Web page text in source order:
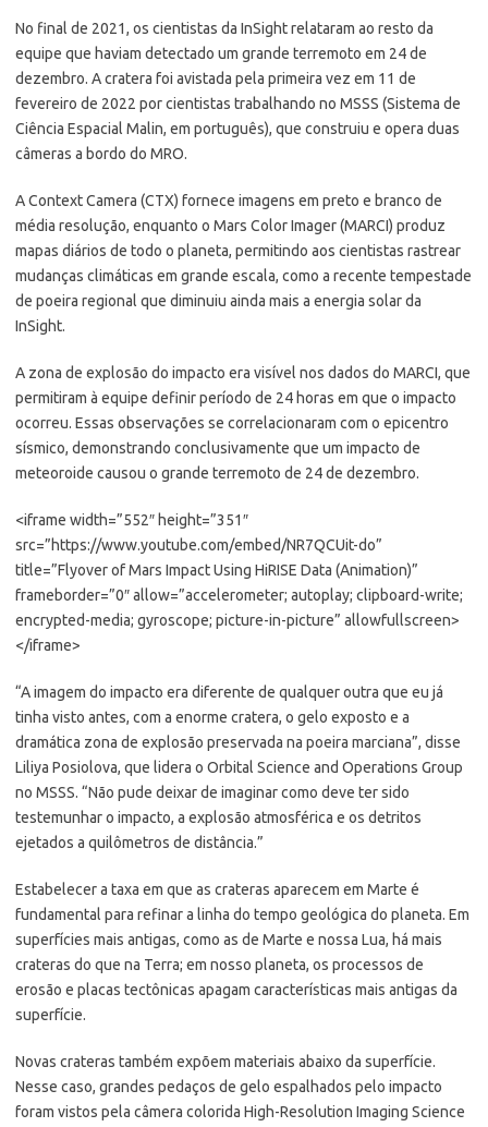
No final de 2021, os cientistas da InSight relataram ao resto da
equipe que haviam detectado um grande terremoto em 24 de
dezembro. A cratera foi avistada pela primeira vez em 11 de
fevereiro de 2022 por cientistas trabalhando no MSSS (Sistema de
Ciência Espacial Malin, em português), que construiu e opera duas
câmeras a bordo do MRO.
A Context Camera (CTX) fornece imagens em preto e branco de
média resolução, enquanto o Mars Color Imager (MARCI) produz
mapas diários de todo o planeta, permitindo aos cientistas rastrear
mudanças climáticas em grande escala, como a recente tempestade
de poeira regional que diminuiu ainda mais a energia solar da
InSight.
A zona de explosão do impacto era visível nos dados do MARCI, que
permitiram à equipe definir período de 24 horas em que o impacto
ocorreu. Essas observações se correlacionaram com o epicentro
sísmico, demonstrando conclusivamente que um impacto de
meteoroide causou o grande terremoto de 24 de dezembro.
<iframe width=”552″ height=”351″
src=”https://www.youtube.com/embed/NR7QCUit-do”
title=”Flyover of Mars Impact Using HiRISE Data (Animation)”
frameborder=”0″ allow=”accelerometer; autoplay; clipboard-write;
encrypted-media; gyroscope; picture-in-picture” allowfullscreen>
</iframe>
“A imagem do impacto era diferente de qualquer outra que eu já
tinha visto antes, com a enorme cratera, o gelo exposto e a
dramática zona de explosão preservada na poeira marciana”, disse
Liliya Posiolova, que lidera o Orbital Science and Operations Group
no MSSS. “Não pude deixar de imaginar como deve ter sido
testemunhar o impacto, a explosão atmosférica e os detritos
ejetados a quilômetros de distância.”
Estabelecer a taxa em que as crateras aparecem em Marte é
fundamental para refinar a linha do tempo geológica do planeta. Em
superfícies mais antigas, como as de Marte e nossa Lua, há mais
crateras do que na Terra; em nosso planeta, os processos de
erosão e placas tectônicas apagam características mais antigas da
superfície.
Novas crateras também expõem materiais abaixo da superfície.
Nesse caso, grandes pedaços de gelo espalhados pelo impacto
foram vistos pela câmera colorida High-Resolution Imaging Science